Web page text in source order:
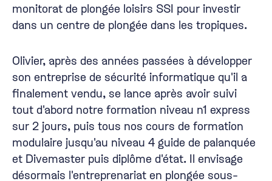
monitorat de plongée loisirs SSI pour investir
dans un centre de plongée dans les tropiques.
Olivier, après des années passées à développer
son entreprise de sécurité informatique qu'il a
finalement vendu, se lance après avoir suivi
tout d'abord notre formation niveau n1 express
sur 2 jours, puis tous nos cours de formation
modulaire jusqu'au niveau 4 guide de palanquée
et Divemaster puis diplôme d'état. Il envisage
désormais l'entreprenariat en plongée sous-